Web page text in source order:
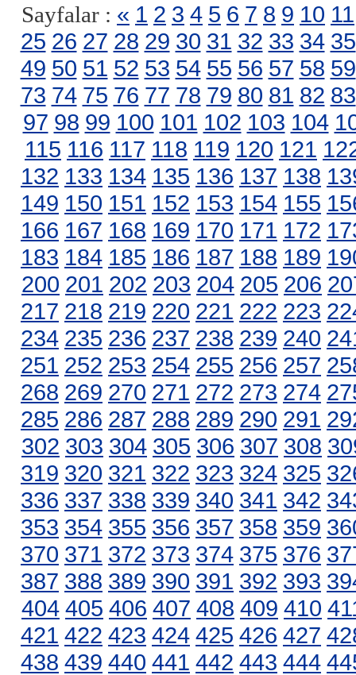
Sayfalar : « 1 2 3 4 5 6 7 8 9 10 11
25 26 27 28 29 30 31 32 33 34 35
49 50 51 52 53 54 55 56 57 58 59
73 74 75 76 77 78 79 80 81 82 83
97 98 99 100 101 102 103 104
115 116 117 118 119 120 121
132 133 134 135 136 137 138
149 150 151 152 153 154 155
166 167 168 169 170 171 172
183 184 185 186 187 188 189
200 201 202 203 204 205 206
217 218 219 220 221 222 223
234 235 236 237 238 239 240
251 252 253 254 255 256 257
268 269 270 271 272 273 274
285 286 287 288 289 290 291
302 303 304 305 306 307 308
319 320 321 322 323 324 325
336 337 338 339 340 341 342
353 354 355 356 357 358 359
370 371 372 373 374 375 376
387 388 389 390 391 392 393
404 405 406 407 408 409 410
421 422 423 424 425 426 427
438 439 440 441 442 443 444